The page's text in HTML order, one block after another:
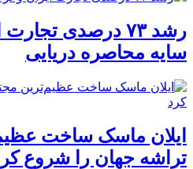
رشد ۷۳ درصدی
سایه محاصره دریایی
ایلان ماسک ساخت
تراشه جهان را شروع